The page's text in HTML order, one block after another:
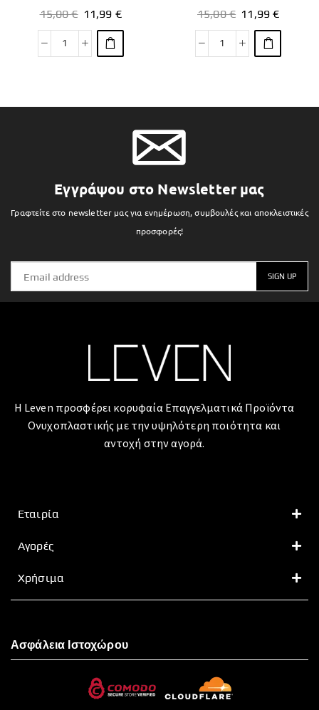
15,00€ 11,99 €
15,00€ 11,99€
Εγγράψου στο Newsletter μας
Γραφτείτε στο newsletter μας για ενημέρωση, συμβουλές και αποκλειστικές
προσφορές!
Η Leven προσφέρει κορυφαία Επαγγελματικά Προϊόντα
Ονυχοπλαστικής με την υψηλότερη ποιότητα και
αντοχή στην αγορά.
Εταιρία
Αγορές
Χρήσιμα
Ασφάλεια Ιστοχώρου